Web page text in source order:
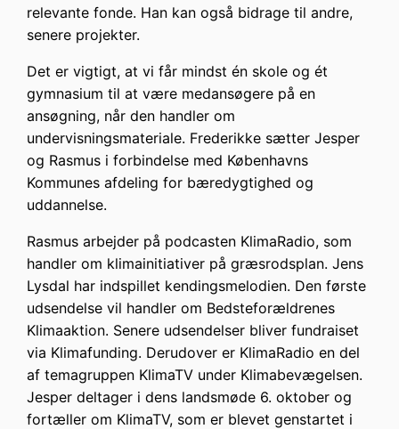
relevante fonde. Han kan også bidrage til andre,
senere projekter.
Det er vigtigt, at vi får mindst én skole og ét
gymnasium til at være medansøgere på en
ansøgning, når den handler om
undervisningsmateriale. Frederikke sætter Jesper
og Rasmus i forbindelse med Københavns
Kommunes afdeling for bæredygtighed og
uddannelse.
Rasmus arbejder på podcasten KlimaRadio, som
handler om klimainitiativer på græsrodsplan. Jens
Lysdal har indspillet kendingsmelodien. Den første
udsendelse vil handler om Bedsteforældrenes
Klimaaktion. Senere udsendelser bliver fundraiset
via Klimafunding. Derudover er KlimaRadio en del
af temagruppen KlimaTV under Klimabevægelsen.
Jesper deltager i dens landsmøde 6. oktober og
fortæller om KlimaTV, som er blevet genstartet i